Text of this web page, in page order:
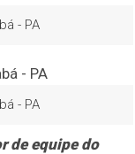
- PA
- PA
de equipe do